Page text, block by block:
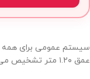
سیستم عمومی برای
عمق ۱.۲۰ متر تشخیص می دهد.